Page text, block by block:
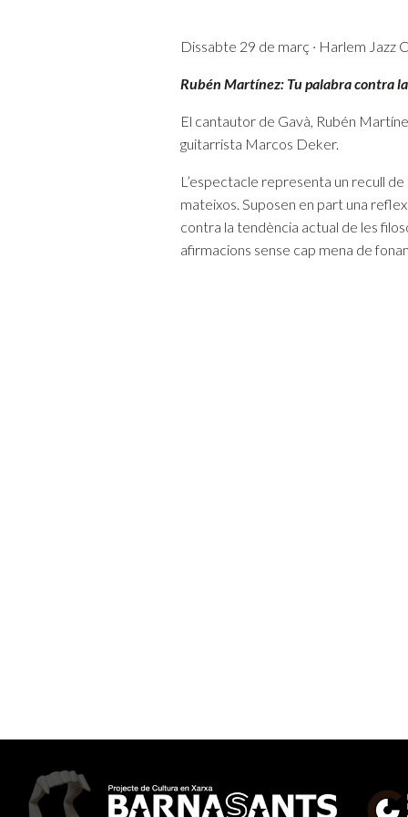
Dissabte 29 de març · Harlem Jazz
Rubén Martínez: Tu palabra contra
El cantautor de Gavà, Rubén
guitarrista Marcos Deker.
L’espectacle representa un recull
mateixos. Suposen en part una
contra la tendència actual de les
afirmacions sense cap mena de